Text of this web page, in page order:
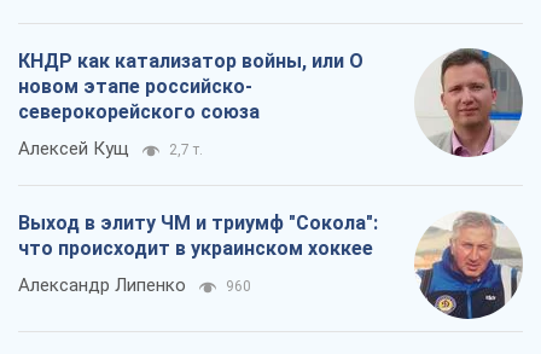
КНДР как катализатор войны, или О
новом этапе российско-
северокорейского союза
Алексей Кущ 2,7 т.
Выход в элиту ЧМ и триумф "Сокола":
что происходит в украинском хоккее
Александр Липенко 960